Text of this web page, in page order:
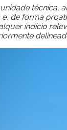
técnica,
e, de forma
indício